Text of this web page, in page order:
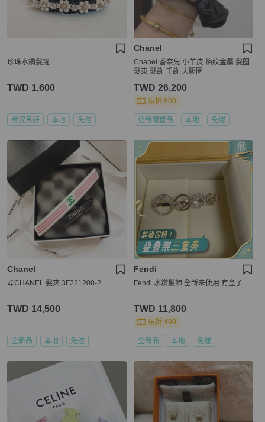
珍珠水鑽髮箍
TWD 1,600
狀況良好 本地 免運
Chanel
Chanel 香奈兒 小羊皮 格紋金屬 髮圈
髮束 髮飾 手飾 大腸圈
TWD 26,200
現折 800
近新閒置品 本地 免運
Chanel
🍒CHANEL 髮夾 3F221208-2
TWD 14,500
全新品 本地 免運
Fendi
Fendi 水鑽髪飾 全新未使用 有盒子
TWD 11,800
現折 499
全新品 本地 免運